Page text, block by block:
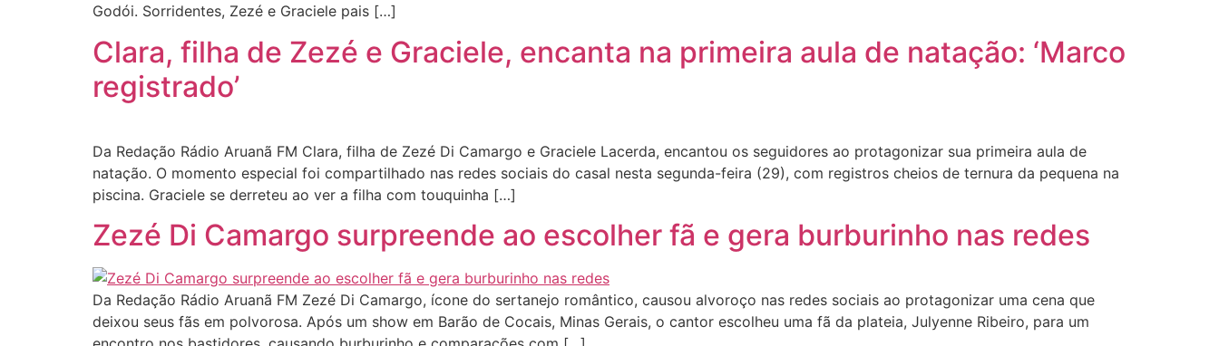
Godói. Sorridentes, Zezé e Graciele pais […]
Clara, filha de Zezé e Graciele, encanta na primeira aula de natação: ‘Marco
registrado’
Da Redação Rádio Aruanã FM Clara, filha de Zezé Di Camargo e Graciele Lacerda, encantou os seguidores ao protagonizar sua primeira aula de
natação. O momento especial foi compartilhado nas redes sociais do casal nesta segunda-feira (29), com registros cheios de ternura da pequena na
piscina. Graciele se derreteu ao ver a filha com touquinha […]
Zezé Di Camargo surpreende ao escolher fã e gera burburinho nas redes
Da Redação Rádio Aruanã FM Zezé Di Camargo, ícone do sertanejo romântico, causou alvoroço nas redes sociais ao protagonizar uma cena que
deixou seus fãs em polvorosa. Após um show em Barão de Cocais, Minas Gerais, o cantor escolheu uma fã da plateia, Julyenne Ribeiro, para um